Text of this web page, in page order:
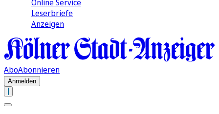
Online Service
Leserbriefe
Anzeigen
AboAbonnieren
Anmelden